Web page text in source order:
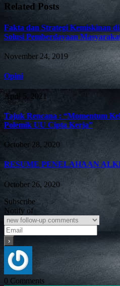
Related Posts
Fakta dan Strategi Kemiskinan
Solusi Pemberdayaan
November 24, 2019
Opini
April 5, 2021
Tajuk Rencana : “Momentum
Polemik UU Cipta Kerja”
October 28, 2020
RESUME PENELAHAAN
October 26, 2020
Subscribe
Notify of
0 Comments